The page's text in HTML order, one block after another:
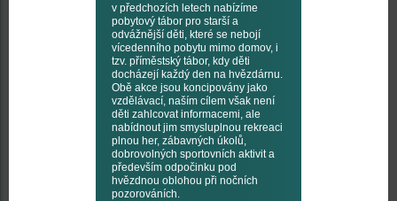
v předchozích letech nabízíme
pobytový tábor pro starší a
odvážnější děti, které se nebojí
vícedenního pobytu mimo domov, i
tzv. příměstský tábor, kdy děti
docházejí každý den na hvězdárnu.
Obě akce jsou koncipovány jako
vzdělávací, naším cílem však není
děti zahlcovat informacemi, ale
nabídnout jim smysluplnou rekreaci
plnou her, zábavných úkolů,
dobrovolných sportovních aktivit a
především odpočinku pod
hvězdnou oblohou při nočních
pozorováních.